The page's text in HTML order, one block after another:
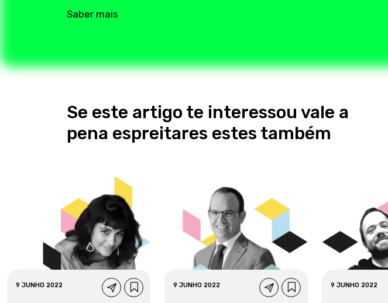
Saber mais
Se este artigo te interessou vale a
pena espreitares estes também
9 JUNHO 2022 9 JUNHO 2022 9 JUNHO 2022